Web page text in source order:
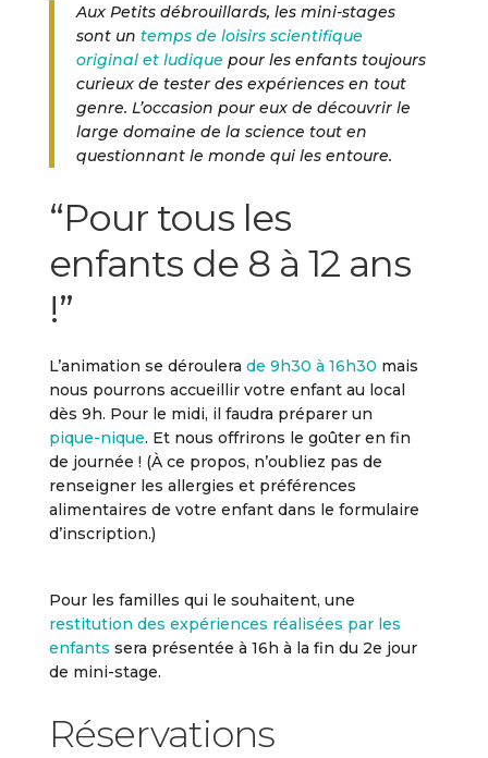
Aux Petits débrouillards, les mini-stages
sont un temps de loisirs scientifique
original et ludique pour les enfants toujours
curieux de tester des expériences en tout
genre. L’occasion pour eux de découvrir le
large domaine de la science tout en
questionnant le monde qui les entoure.
“Pour tous les
enfants de 8 à 12 ans
!”
L’animation se déroulera de 9h30 à 16h30 mais
nous pourrons accueillir votre enfant au local
dès 9h. Pour le midi, il faudra préparer un
pique-nique. Et nous offrirons le goûter en fin
de journée ! (À ce propos, n’oubliez pas de
renseigner les allergies et préférences
alimentaires de votre enfant dans le formulaire
d’inscription.)
Pour les familles qui le souhaitent, une
restitution des expériences réalisées par les
enfants sera présentée à 16h à la fin du 2e jour
de mini-stage.
Réservations